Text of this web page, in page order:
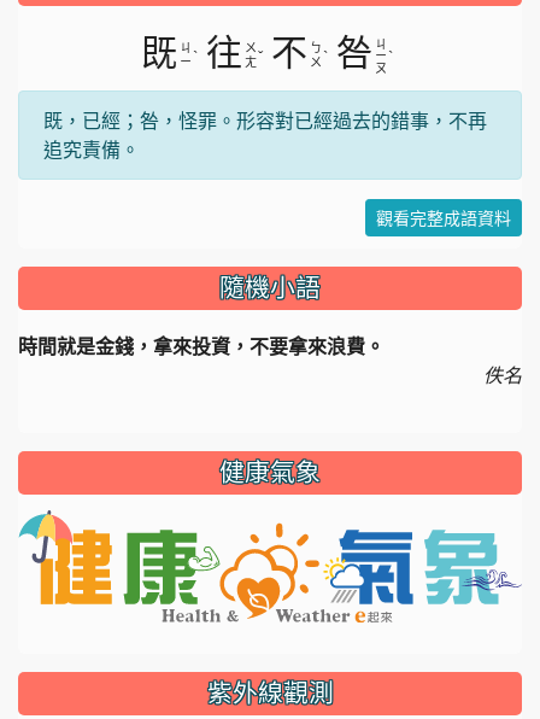
既 ㄐ
ㄧ ˋ 往 ㄨ
ㄤˇ 不 ㄅ
ㄨ ˋ 咎 ㄐ
ㄧ
ㄡ
ˋ
既，已經；咎，怪罪。形容對已經過去的錯事，不再
追究責備。
觀看完整成語資料
隨機小語
時間就是金錢，拿來投資，不要拿來浪費。
佚名
健康氣象
紫外線觀測